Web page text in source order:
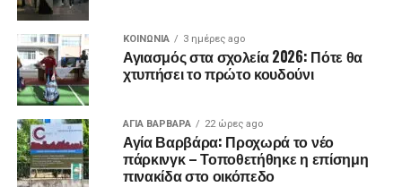
ΚΟΙΝΩΝΊΑ 3 ημέρες ago
Αγιασμός στα σχολεία 2026: Πότε θα
χτυπήσει το πρώτο κουδούνι
ΑΓΙΑ ΒΑΡΒΑΡΑ 22 ώρες ago
Αγία Βαρβάρα: Προχωρά το νέο
πάρκινγκ – Τοποθετήθηκε η επίσημη
πινακίδα στο οικόπεδο